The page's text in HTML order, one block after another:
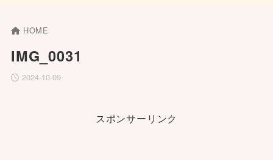
HOME
IMG_0031
2024-10-09
スポンサーリンク